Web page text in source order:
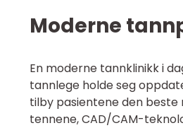
Moderne
En moderne tannklinikk i
tannlege holde seg
tilby pasientene den beste
tennene, CAD/CAM-